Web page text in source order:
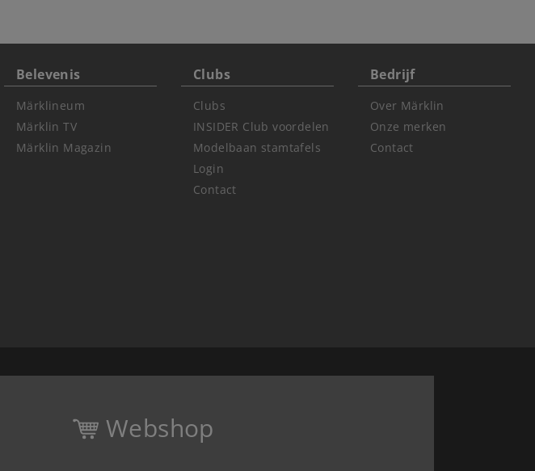
Belevenis
Märklineum
Märklin TV
Märklin Magazin
Clubs
Clubs
INSIDER Club voordelen
Modelbaan stamtafels
Login
Contact
Bedrijf
Over Märklin
Onze merken
Contact
Webshop